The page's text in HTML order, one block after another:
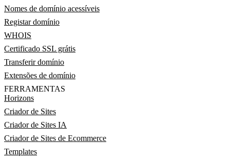
Nomes de domínio acessíveis
Registar domínio
WHOIS
Certificado SSL grátis
Transferir domínio
Extensões de domínio
FERRAMENTAS
Horizons
Criador de Sites
Criador de Sites IA
Criador de Sites de Ecommerce
Templates